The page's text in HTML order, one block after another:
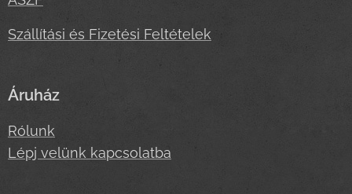
Szállítási és Fizetési Feltételek
Áruház
Rólunk
Lépj velünk kapcsolatba